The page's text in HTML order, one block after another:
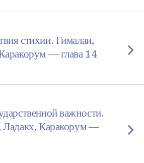
стихии. Гималаи,
— глава 14
важности.
Ладакх, Каракорум —